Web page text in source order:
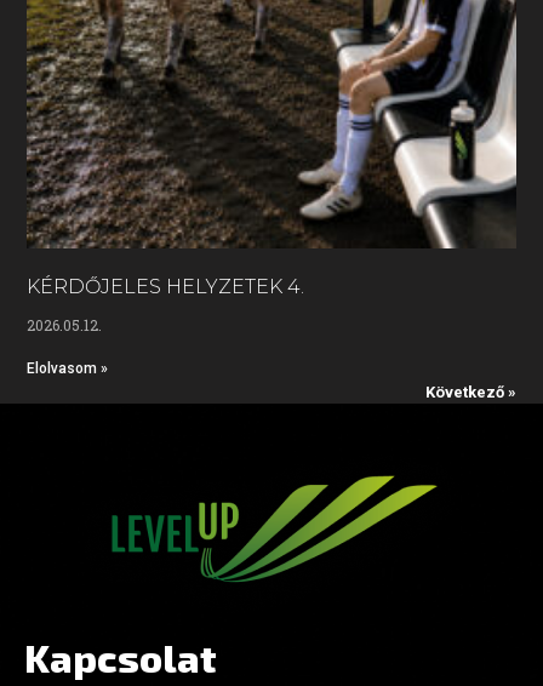
KÉRDŐJELES HELYZETEK 4.
2026.05.12.
Elolvasom »
Következő »
Kapcsolat